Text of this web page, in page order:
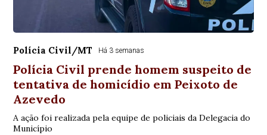
Polícia Civil/MT Há 3 semanas
Polícia Civil prende homem suspeito de
tentativa de homicídio em Peixoto de
Azevedo
A ação foi realizada pela equipe de policiais da Delegacia do
Município